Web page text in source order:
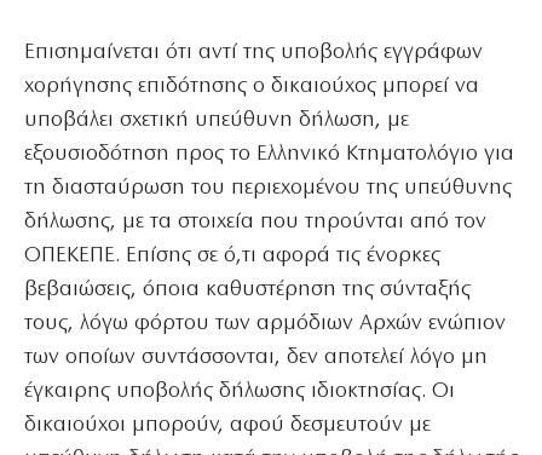
Επισημαίνεται ότι αντί της υποβολής εγγράφων
χορήγησης επιδότησης ο δικαιούχος μπορεί να
υποβάλει σχετική υπεύθυνη δήλωση, με
εξουσιοδότηση προς το Ελληνικό Κτηματολόγιο για
τη διασταύρωση του περιεχομένου της υπεύθυνης
δήλωσης, με τα στοιχεία που τηρούνται από τον
ΟΠΕΚΕΠΕ. Επίσης σε ό,τι αφορά τις ένορκες
βεβαιώσεις, όποια καθυστέρηση της σύνταξής
τους, λόγω φόρτου των αρμόδιων Αρχών ενώπιον
των οποίων συντάσσονται, δεν αποτελεί λόγο μη
έγκαιρης υποβολής δήλωσης ιδιοκτησίας. Οι
δικαιούχοι μπορούν, αφού δεσμευτούν με